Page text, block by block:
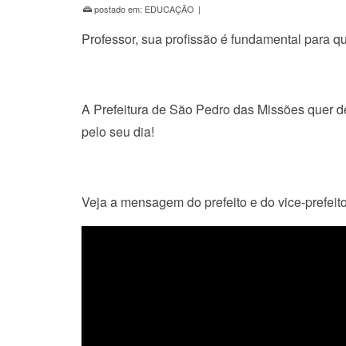
postado em: EDUCAÇÃO |
Professor, sua profissão é fundamental para
A Prefeitura de São Pedro das Missões quer
pelo seu dia!
Veja a mensagem do prefeito e do vice-